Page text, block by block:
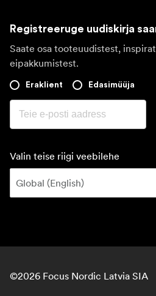
Registreeruge uudiskirja
Saate osa tooteuudistest,
eipakkumistest.
Eraklient Edasimüüja
Valin teise riigi veebilehe
©2026 Focus Nordic Latvia SIA